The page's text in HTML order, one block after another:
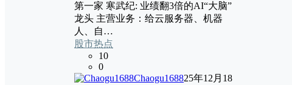
第一家 寒武纪: 业绩翻3倍的AI“大脑”
龙头 主营业务：给云服务器、机器
人、自…
股市热点
10
0
Chaogu168825年12月18